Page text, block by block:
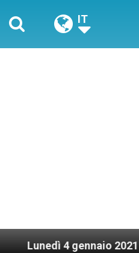
IT
gennaio 2021: Possesso